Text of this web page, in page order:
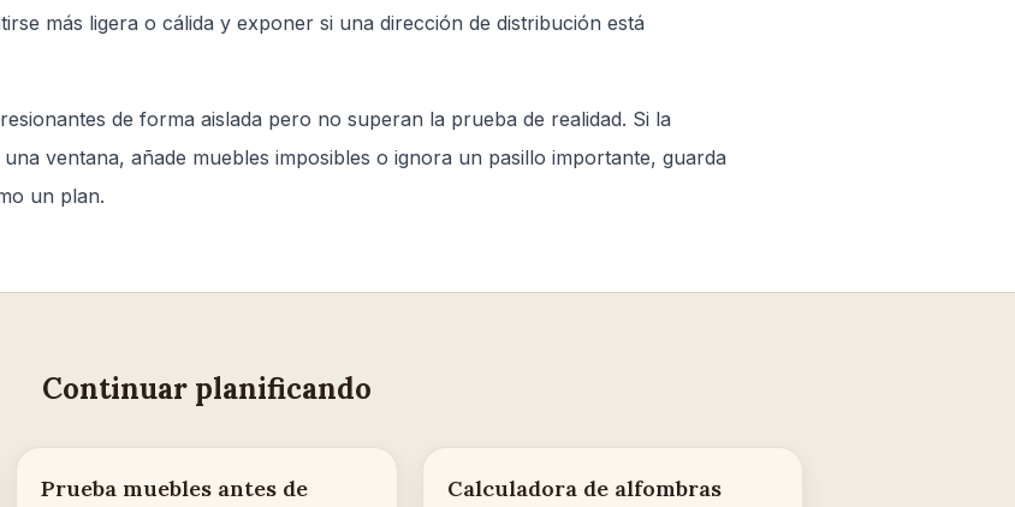
más ligera o cálida y exponer si una dirección de distribución está
de forma aislada pero no superan la prueba de realidad. Si la
ventana, añade muebles imposibles o ignora un pasillo importante, guarda
un plan.
Continuar planificando
Prueba muebles antes de
Calculadora de alfombras